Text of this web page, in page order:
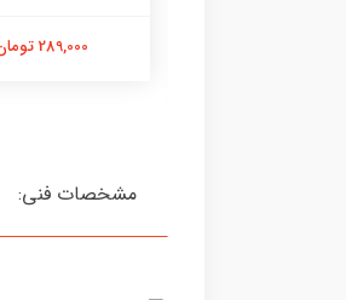
289,000 تومان
مشخصات فنی: